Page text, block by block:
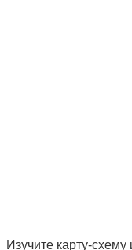
Изучите карту-